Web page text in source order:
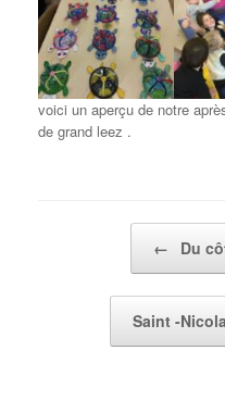
voici un aperçu de notre
de grand leez .
← Du
Saint -